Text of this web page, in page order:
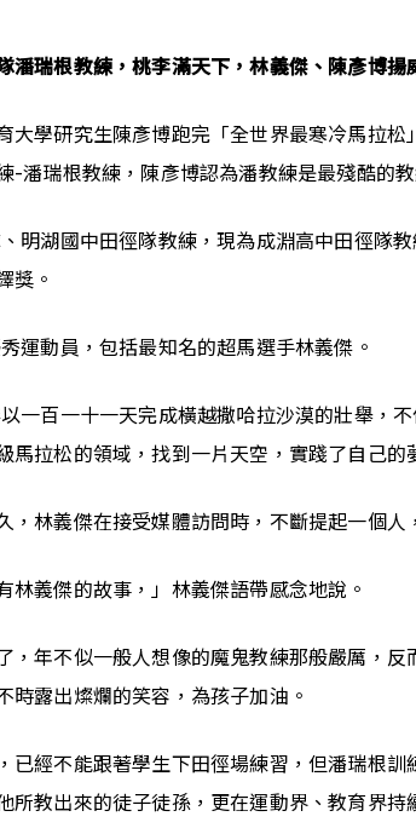
潘瑞根教練，桃李滿天下，林義傑、陳彥博
大學研究生陳彥博跑完「全世界最寒冷馬拉
-潘瑞根教練，陳彥博認為潘教練是最殘酷的
明湖國中田徑隊教練，現為成淵高中田徑隊
獎。
運動員，包括最知名的超馬選手林義傑。
百一十一天完成橫越撒哈拉沙漠的壯舉，
馬拉松的領域，找到一片天空，實踐了自己的
，林義傑在接受媒體訪問時，不斷提起一個
林義傑的故事，」林義傑語帶感念地說。
，年不似一般人想像的魔鬼教練那般嚴厲，
時露出燦爛的笑容，為孩子加油。
已經不能跟著學生下田徑場練習，但潘瑞根
所教出來的徒子徒孫，更在運動界、教育界持